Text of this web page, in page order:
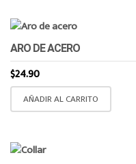
ARO DE ACERO
$24.90
AÑADIR AL CARRITO